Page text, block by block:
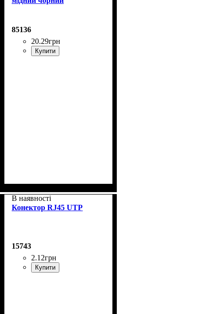
85136
20.29грн
Купити
В наявності
Конектор RJ45 UTP
15743
2.12грн
Купити